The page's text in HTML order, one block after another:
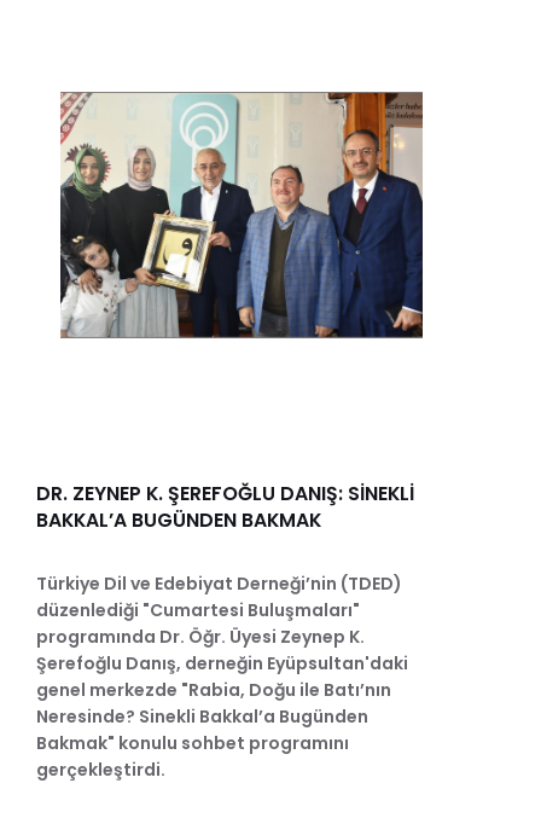
DR. ZEYNEP K. ŞEREFOĞLU DANIŞ: SİNEKLİ
BAKKAL’A BUGÜNDEN BAKMAK
Türkiye Dil ve Edebiyat Derneği’nin (TDED)
düzenlediği "Cumartesi Buluşmaları"
programında Dr. Öğr. Üyesi Zeynep K.
Şerefoğlu Danış, derneğin Eyüpsultan'daki
genel merkezde "Rabia, Doğu ile Batı’nın
Neresinde? Sinekli Bakkal’a Bugünden
Bakmak" konulu sohbet programını
gerçekleştirdi.